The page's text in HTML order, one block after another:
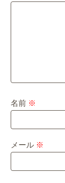
名前 ※
メール ※